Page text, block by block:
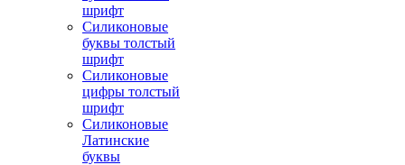
шрифт
Силиконовые
буквы толстый
шрифт
Силиконовые
цифры толстый
шрифт
Силиконовые
Латинские
буквы